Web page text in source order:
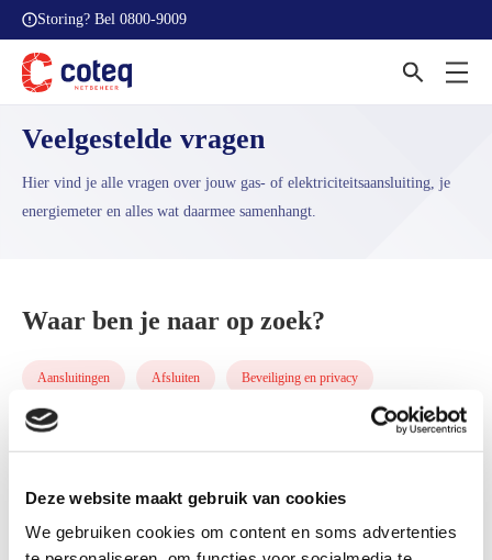
Deze website maakt gebruik van cookies
We gebruiken cookies om content en soms advertenties
Storing? Bel 0800-9009
Home Veelgestelde vragen
Veelgestelde vragen
Hier vind je alle vragen over jouw gas- of elektriciteitsaansluiting, je
energiemeter en alles wat daarmee samenhangt.
Waar ben je naar op zoek?
Aansluitingen Afsluiten Beveiliging en privacy
Congestie Meter en meterstanden